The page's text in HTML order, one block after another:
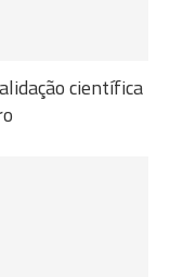
científica